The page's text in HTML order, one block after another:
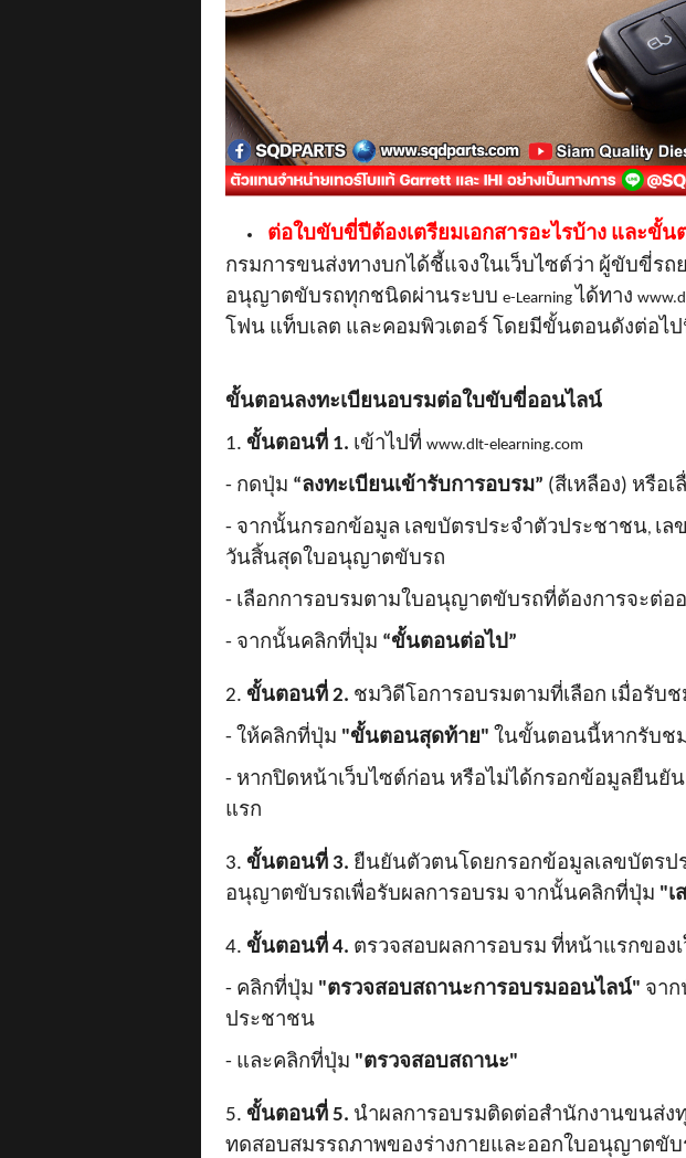
ต่อใบขับขี่ปีต้องเตรียมเอกสารอะไรบ้าง และขั้
กรมการขนส่งทางบกได้ชี้แจงในเว็บไซต์ว่า ผู้ขับขี่ร
อนุญาตขับรถทุกชนิดผ่านระบบ e-Learning ได้ทาง
โฟน แท็บเลต และคอมพิวเตอร์ โดยมีขั้นตอนดังต่อไ
ขั้นตอนลงทะเบียนอบรมต่อใบขับขี่ออนไลน์
1. ขั้นตอนที่ 1. เข้าไปที่ www.dlt-elearning.com
- กดปุ่ม “ลงทะเบียนเข้ารับการอบรม” (สีเหลือง) หรือ
- จากนั้นกรอกข้อมูล เลขบัตรประจําตัวประชาชน, เล
วันสิ้นสุดใบอนุญาตขับรถ
- เลือกการอบรมตามใบอนุญาตขับรถที่ต้องการจะต่อ
- จากนั้นคลิกที่ปุ่ม “ขั้นตอนต่อไป”
2. ขั้นตอนที่ 2. ชมวิดีโอการอบรมตามที่เลือก เมื่อรับ
- ให้คลิกที่ปุ่ม "ขั้นตอนสุดท้าย" ในขั้นตอนนี้หากรับช
- หากปิดหน้าเว็บไซต์ก่อน หรือไม่ได้กรอกข้อมูลยืนยั
แรก
3. ขั้นตอนที่ 3. ยืนยันตัวตนโดยกรอกข้อมูลเลขบัตรป
อนุญาตขับรถเพื่อรับผลการอบรม จากนั้นคลิกที่ปุ่ม "เ
4. ขั้นตอนที่ 4. ตรวจสอบผลการอบรม ที่หน้าแรกของ
- คลิกที่ปุ่ม "ตรวจสอบสถานะการอบรมออนไลน์" จา
ประชาชน
- และคลิกที่ปุ่ม "ตรวจสอบสถานะ"
5. ขั้นตอนที่ 5. นำผลการอบรมติดต่อสำนักงานขนส่ง
ทดสอบสมรรถภาพของร่างกายและออกใบอนุญาตขับ